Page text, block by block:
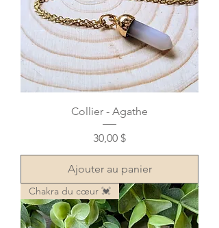
Collier - Agathe
Prix
30,00 $
Ajouter au panier
Chakra du cœur 💓